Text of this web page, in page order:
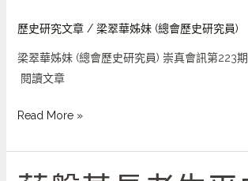
歷史研究文章/ 梁翠華姊妹 (總會歷史研究員)
梁翠華姊妹 (總會歷史研究員) 崇真會訊第223
閱讀文章
牧
香
事
工
Read More »
薛